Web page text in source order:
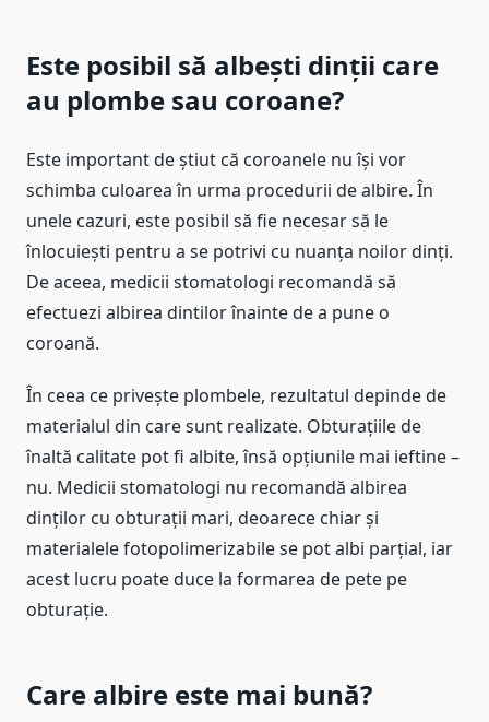
Este posibil să albești dinții care
au plombe sau coroane?
Este important de știut că coroanele nu își vor
schimba culoarea în urma procedurii de albire. În
unele cazuri, este posibil să fie necesar să le
înlocuiești pentru a se potrivi cu nuanța noilor dinți.
De aceea, medicii stomatologi recomandă să
efectuezi albirea dintilor înainte de a pune o
coroană.
În ceea ce privește plombele, rezultatul depinde de
materialul din care sunt realizate. Obturațiile de
înaltă calitate pot fi albite, însă opțiunile mai ieftine –
nu. Medicii stomatologi nu recomandă albirea
dinților cu obturații mari, deoarece chiar și
materialele fotopolimerizabile se pot albi parțial, iar
acest lucru poate duce la formarea de pete pe
obturație.
Care albire este mai bună?